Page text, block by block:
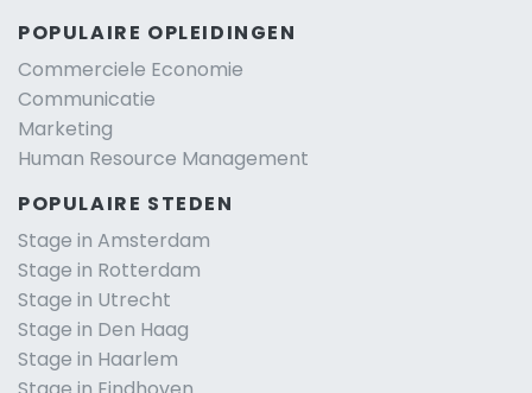
POPULAIRE OPLEIDINGEN
Commerciele Economie
Communicatie
Marketing
Human Resource Management
POPULAIRE STEDEN
Stage in Amsterdam
Stage in Rotterdam
Stage in Utrecht
Stage in Den Haag
Stage in Haarlem